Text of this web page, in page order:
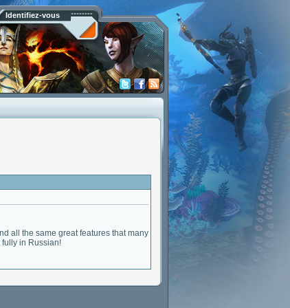
Identifiez-vous
all the same great features that many
fully in Russian!